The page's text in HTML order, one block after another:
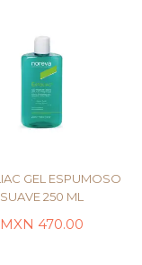
GEL ESPUMOSO
SUAVE 250 ML
470.00